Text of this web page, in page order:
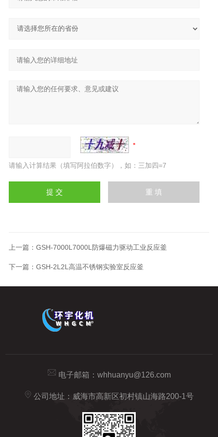
请输入计算结果（填写阿拉伯数字），如：三加四=7
上一篇： GSH-7000L7000L防爆磁力驱动工业反应釜
下一篇： GSH-2L2L高温不锈钢实验室反应釜
电子邮箱： whhuanyu@126.com
公司地址：威海市高新区初村镇山海路200-1号